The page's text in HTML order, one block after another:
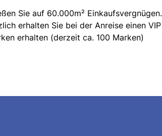
Sie auf 60.000m² Einkaufsvergnügen.
erhalten Sie bei der Anreise einen VIP
erhalten (derzeit ca. 100 Marken)